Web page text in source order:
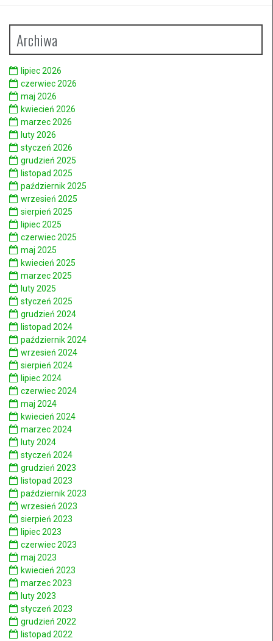
Archiwa
lipiec 2026
czerwiec 2026
maj 2026
kwiecień 2026
marzec 2026
luty 2026
styczeń 2026
grudzień 2025
listopad 2025
październik 2025
wrzesień 2025
sierpień 2025
lipiec 2025
czerwiec 2025
maj 2025
kwiecień 2025
marzec 2025
luty 2025
styczeń 2025
grudzień 2024
listopad 2024
październik 2024
wrzesień 2024
sierpień 2024
lipiec 2024
czerwiec 2024
maj 2024
kwiecień 2024
marzec 2024
luty 2024
styczeń 2024
grudzień 2023
listopad 2023
październik 2023
wrzesień 2023
sierpień 2023
lipiec 2023
czerwiec 2023
maj 2023
kwiecień 2023
marzec 2023
luty 2023
styczeń 2023
grudzień 2022
listopad 2022